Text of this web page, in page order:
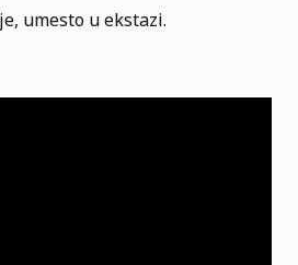
umesto u ekstazi.